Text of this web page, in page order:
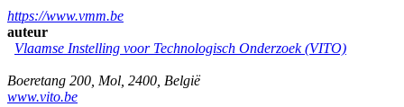
https://www.vmm.be
auteur
Vlaamse Instelling voor Technologisch Onderzoek (VITO)
Boeretang 200 Mol 2400 België
www.vito.be